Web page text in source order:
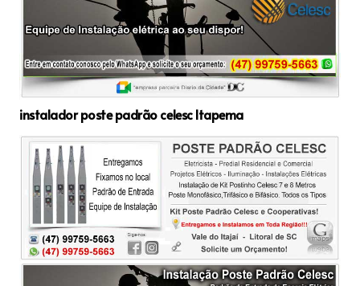
instalador poste padrão celesc Itapema